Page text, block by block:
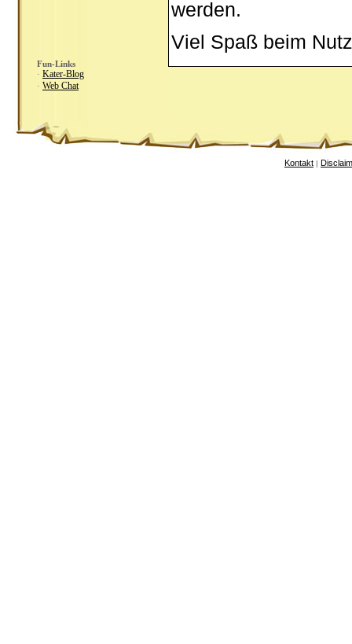
Fun-Links
· Kater-Blog
· Web Chat
werden.
Viel Spaß beim
Kontakt |